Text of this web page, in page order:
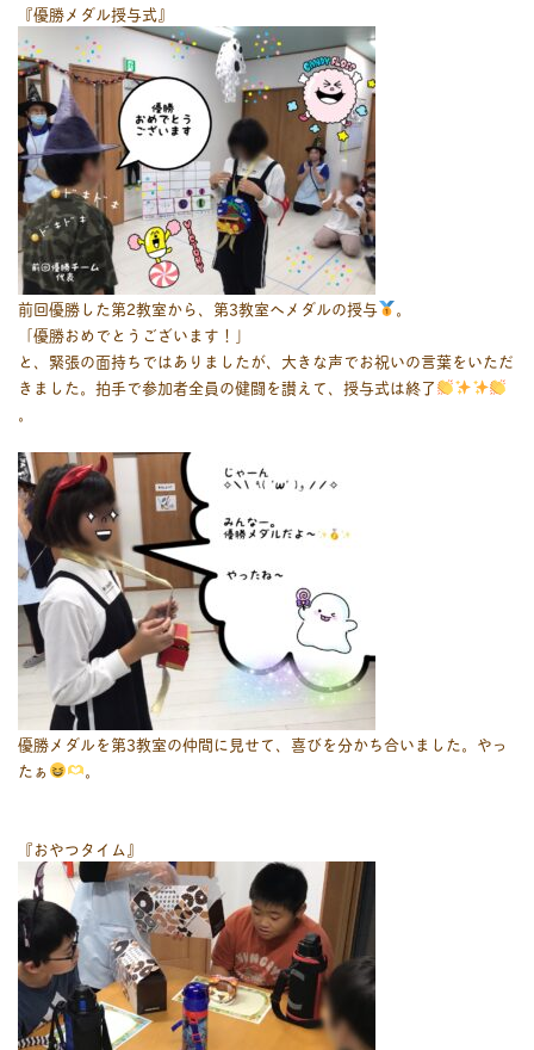
『優勝メダル授与式』
前回優勝した第2教室から、第3教室へメダルの授与
。
「優勝おめでとうございます！」
と、緊張の面持ちではありましたが、大きな声でお祝いの言葉をいただ
きました。拍手で参加者全員の健闘を讃えて、授与式は終了
。
優勝メダルを第3教室の仲間に見せて、喜びを分かち合いました。やっ
たぁ
。
『おやつタイム』